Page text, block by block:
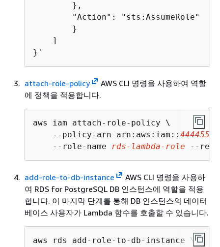
        },
        "Action": "sts:AssumeRole"
        }
    ]
}'
attach-role-policy
AWS CLI 명령을 사용하여 역할
에 정책을 적용합니다.
aws iam attach-role-policy \
    --policy-arn arn:aws:iam::
    --role-name
rds-lambda-role --
add-role-to-db-instance
AWS CLI 명령을 사용하
여 RDS for PostgreSQL DB 인스턴스에 역할을 적용
합니다. 이 마지막 단계를 통해 DB 인스턴스의 데이터
베이스 사용자가 Lambda 함수를 호출할 수 있습니다.
aws rds add-role-to-db-instance \